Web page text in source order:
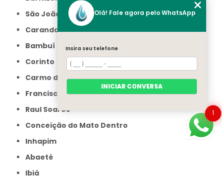
São João do Paraíso
Carandaí
Bambuí
Corinto
Carmo do Cajuru
Francisco Sá
Raul Soares
Conceição do Mato Dentro
Inhapim
Abaeté
Ibiá
1
Olá! Fale agora pelo WhatsApp
Insira seu telefone
INICIAR CONVERSA